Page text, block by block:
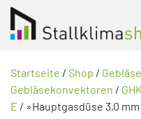
Startseite / Shop /
Gebläsekonvektoren / GHK
E / »Hauptgasdüse 3,0